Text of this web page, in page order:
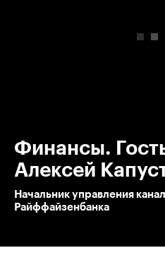
Финансы.
Алексей
Начальник управления
Райффайзенбанка